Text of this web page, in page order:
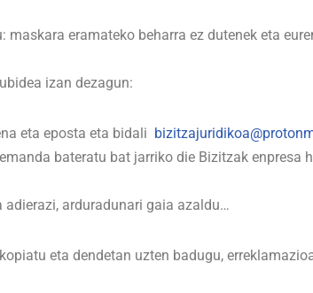
eramateko beharra ez dutenek eta
izan dezagun:
eta eposta eta bidali
bateratu bat jarriko die Bizitzak enpresa
arduradunari gaia azaldu…
eta dendetan uzten badugu,